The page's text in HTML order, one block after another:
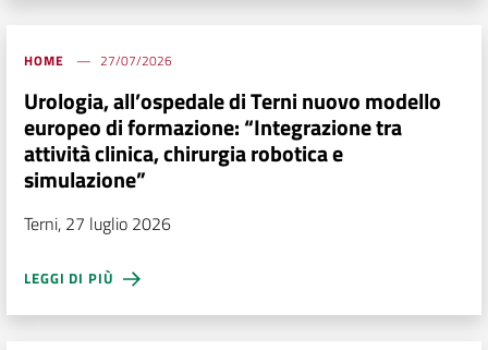
HOME 27/07/2026
Urologia, all’ospedale di Terni nuovo modello
europeo di formazione: “Integrazione tra
attività clinica, chirurgia robotica e
simulazione”
Terni, 27 luglio 2026
LEGGI DI PIÙ